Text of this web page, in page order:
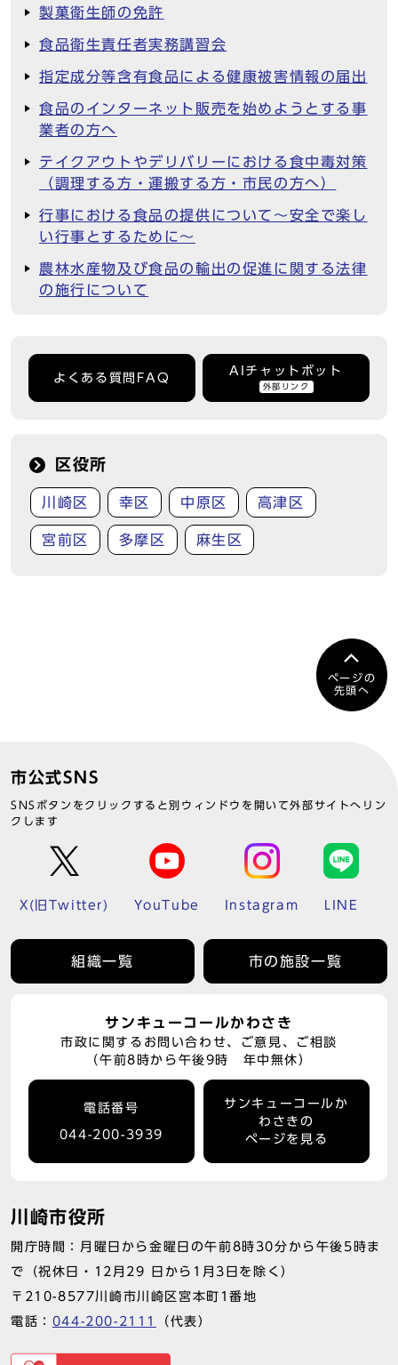
製菓衛生師の免許
食品衛生責任者実務講習会
指定成分等含有食品による健康被害情報の届出
食品のインターネット販売を始めようとする事
業者の方へ
テイクアウトやデリバリーにおける食中毒対策
（調理する方・運搬する方・市民の方へ）
行事における食品の提供について～安全で楽し
い行事とするために～
農林水産物及び食品の輸出の促進に関する法律
の施行について
よくある質問FAQ
AIチャットボット
外部リンク
区役所
川崎区 幸区 中原区 高津区
宮前区 多摩区 麻生区
ページの
先頭へ
市公式SNS
SNSボタンをクリックすると別ウィンドウを開いて外部サイトへリン
クします
X(旧Twitter) YouTube Instagram LINE
組織一覧 市の施設一覧
サンキューコールかわさき
市政に関するお問い合わせ、ご意見、ご相談
（午前8時から午後9時 年中無休）
電話番号
044-200-3939
サンキューコールか
わさきの
ページを見る
川崎市役所
開庁時間：月曜日から金曜日の午前8時30分から午後5時ま
で（祝休日・12月29 日から1月3日を除く）
〒210-8577川崎市川崎区宮本町1番地
電話： 044-200-2111 （代表）